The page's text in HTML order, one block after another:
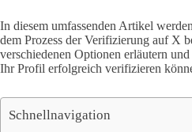
In diesem umfassenden Artikel
dem Prozess der Verifizierung auf X
verschiedenen Optionen erläutern
Ihr Profil erfolgreich verifizieren
Schnellnavigation